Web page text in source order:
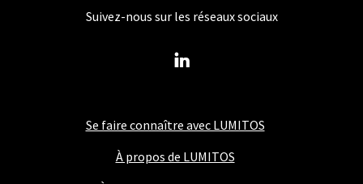
Se faire connaître avec LUMITOS
À propos de LUMITOS
Suivez-nous sur les réseaux sociaux